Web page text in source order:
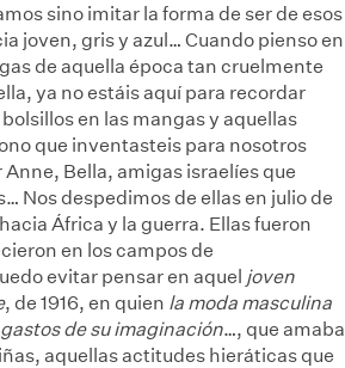
sino imitar la forma de ser de esos
joven, gris y azul… Cuando pienso en
de aquella época tan cruelmente
ya no estáis aquí para recordar
en las mangas y aquellas
que inventasteis para nosotros
Anne, Bella, amigas israelíes que
Nos despedimos de ellas en julio de
África y la guerra. Ellas fueron
en los campos de
evitar pensar en aquel joven
, de 1916, en quien la moda masculina
de su imaginación…, que amaba
aquellas actitudes hieráticas que